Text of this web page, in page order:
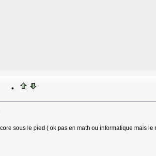
sous le pied ( ok pas en math ou informatique mais le